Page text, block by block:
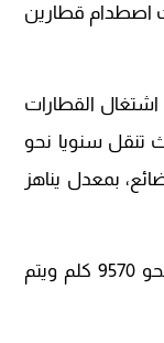
حادث اصطدام قطارين
القطارات
تنقل سنويا نحو
البضائع، بمعدل يناهز
ويبلغ بلغ طول سكك الحديد في مصر نحو 9570 كلم ويتم